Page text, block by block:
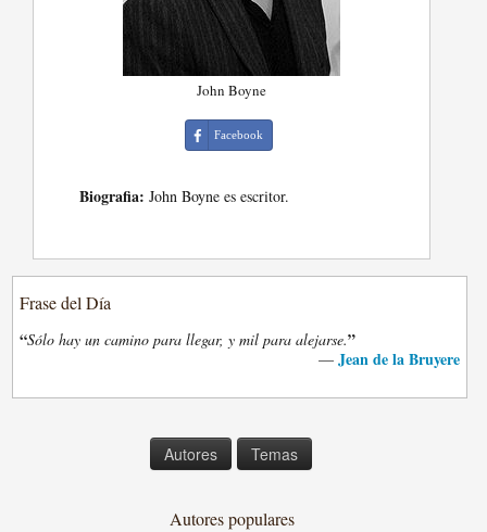
John Boyne
Facebook
Biografia: John Boyne es escritor.
Frase del Día
“Sólo hay un camino para llegar, y mil para alejarse.”
— Jean de la Bruyere
Autores Temas
Autores populares